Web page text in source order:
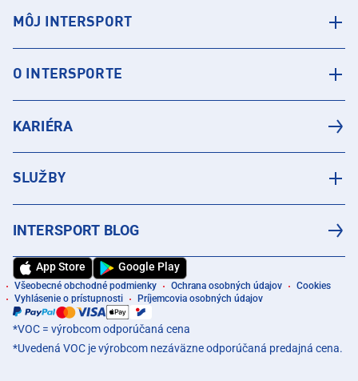
MÔJ INTERSPORT
O INTERSPORTE
KARIÉRA
SLUŽBY
INTERSPORT BLOG
App Store Google Play
Všeobecné obchodné podmienky Ochrana osobných údajov
Cookies
Vyhlásenie o prístupnosti
Príjemcovia osobných údajov
*VOC = výrobcom odporúčaná cena
*Uvedená VOC je výrobcom nezáväzne odporúčaná predajná cena.